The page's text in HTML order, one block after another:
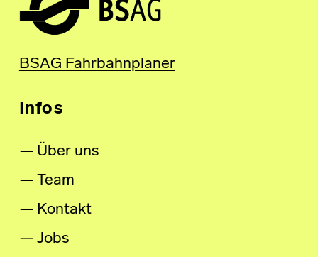
BSAG Fahrbahnplaner
Infos
Über uns
Team
Kontakt
Jobs